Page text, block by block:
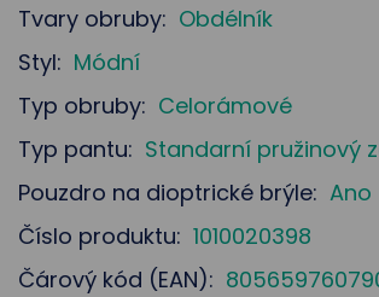
Tvary obruby: Obdélník
Styl: Módní
Typ obruby: Celorámové
Typ pantu: Standarní pružinový
Pouzdro na dioptrické brýle: Ano
Číslo produktu: 1010020398
Čárový kód (EAN):